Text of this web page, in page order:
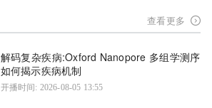
查看更多
解码复杂疾病:Oxford Nanopore 多组学测序
如何揭示疾病机制
开播时间: 2026-08-05 13:55